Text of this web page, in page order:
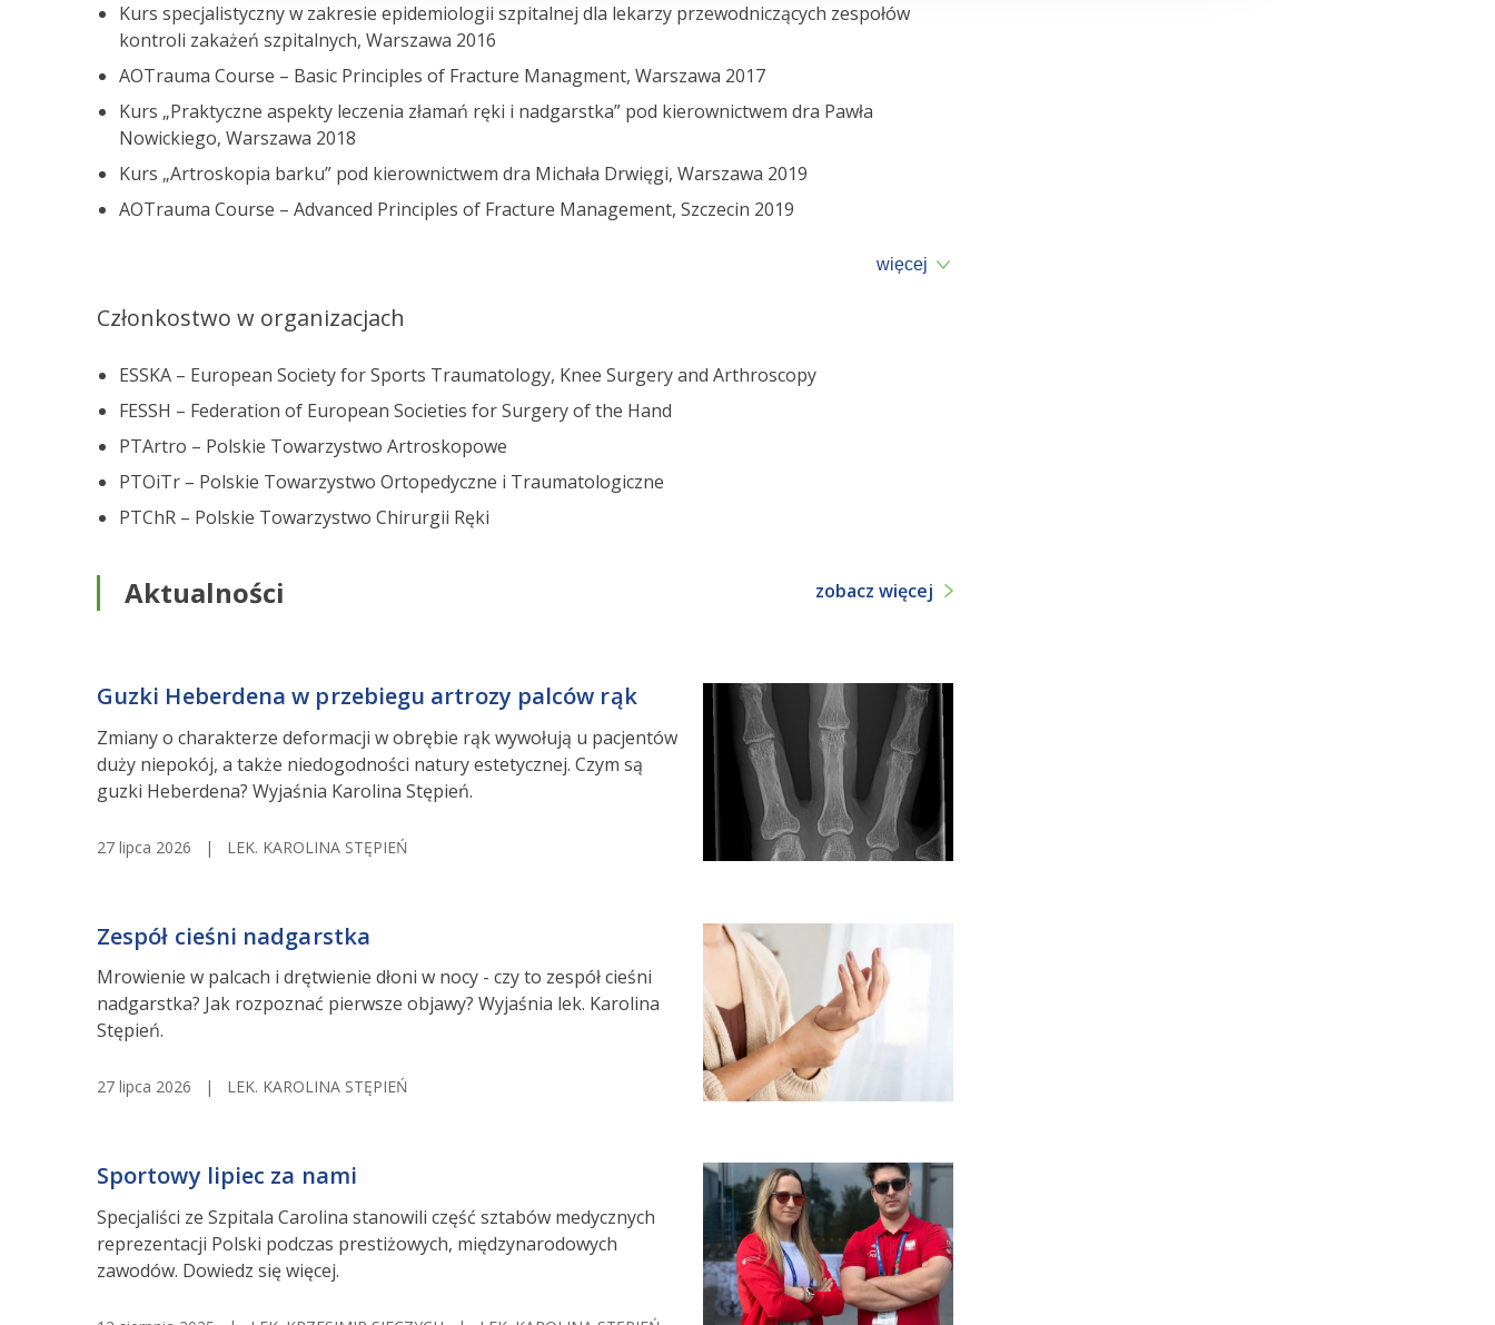
Kurs specjalistyczny w zakresie epidemiologii szpitalnej dla lekarzy przewodniczących zespołów
kontroli zakażeń szpitalnych, Warszawa 2016
AOTrauma Course – Basic Principles of Fracture Managment, Warszawa 2017
Kurs „Praktyczne aspekty leczenia złamań ręki i nadgarstka” pod kierownictwem dra Pawła
Nowickiego, Warszawa 2018
Kurs „Artroskopia barku” pod kierownictwem dra Michała Drwięgi, Warszawa 2019
AOTrauma Course – Advanced Principles of Fracture Management, Szczecin 2019
więcej
Członkostwo w organizacjach
ESSKA – European Society for Sports Traumatology, Knee Surgery and Arthroscopy
FESSH – Federation of European Societies for Surgery of the Hand
PTArtro – Polskie Towarzystwo Artroskopowe
PTOiTr – Polskie Towarzystwo Ortopedyczne i Traumatologiczne
PTChR – Polskie Towarzystwo Chirurgii Ręki
Aktualności zobacz więcej
Guzki Heberdena w przebiegu artrozy palców rąk
Zmiany o charakterze deformacji w obrębie rąk wywołują u pacjentów
duży niepokój, a także niedogodności natury estetycznej. Czym są
guzki Heberdena? Wyjaśnia Karolina Stępień.
27 lipca 2026 | LEK. KAROLINA STĘPIEŃ
Zespół cieśni nadgarstka
Mrowienie w palcach i drętwienie dłoni w nocy - czy to zespół cieśni
nadgarstka? Jak rozpoznać pierwsze objawy? Wyjaśnia lek. Karolina
Stępień.
27 lipca 2026 | LEK. KAROLINA STĘPIEŃ
Sportowy lipiec za nami
Specjaliści ze Szpitala Carolina stanowili część sztabów medycznych
reprezentacji Polski podczas prestiżowych, międzynarodowych
zawodów. Dowiedz się więcej.